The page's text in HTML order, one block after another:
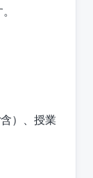
）、授業